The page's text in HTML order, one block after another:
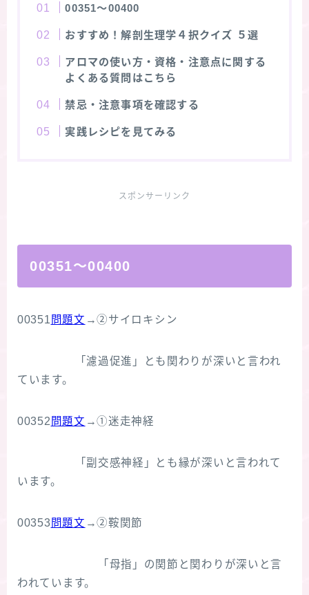
00351～00400
おすすめ！解剖生理学４択クイズ ５選
アロマの使い方・資格・注意点に関する
よくある質問はこちら
禁忌・注意事項を確認する
実践レシピを見てみる
スポンサーリンク
00351～00400
00351 問題文 →②サイロキシン
「濾過促進」とも関わりが深いと言われ
ています。
00352 問題文 →①迷走神経
「副交感神経」とも縁が深いと言われて
います。
00353問題文 →②鞍関節
「母指」の関節と関わりが深いと言
われています。